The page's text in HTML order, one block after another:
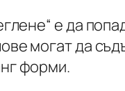
е да
могат да
форми.